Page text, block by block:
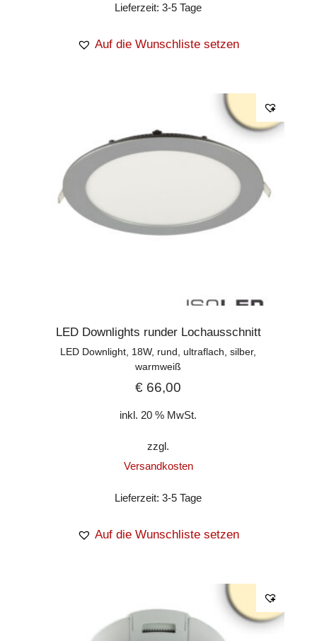
Lieferzeit:3-5 Tage
Auf die Wunschliste setzen
LED Downlights runder Lochausschnitt
LED Downlight, 18W, rund, ultraflach, silber,
warmweiß
€ 66,00
inkl. 20 % MwSt.
zzgl.
Versandkosten
Lieferzeit:3-5 Tage
Auf die Wunschliste setzen